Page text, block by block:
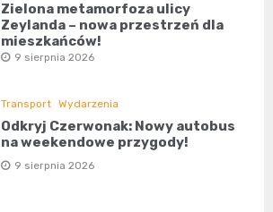
Zielona metamorfoza ulicy
Zeylanda – nowa przestrzeń dla
mieszkańców!
9 sierpnia 2026
Transport Wydarzenia
Odkryj Czerwonak: Nowy autobus
na weekendowe przygody!
9 sierpnia 2026